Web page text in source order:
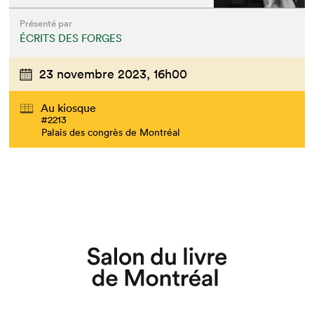
Présenté par
ÉCRITS DES FORGES
23 novembre 2023, 16h00
Au kiosque
#2213
Palais des congrès de Montréal